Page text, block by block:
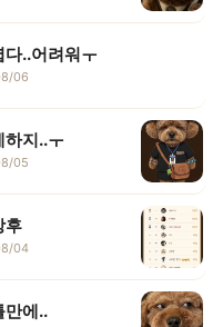
다..어려워ㅜ
06
하지..ㅜ
05
후
04
만에..